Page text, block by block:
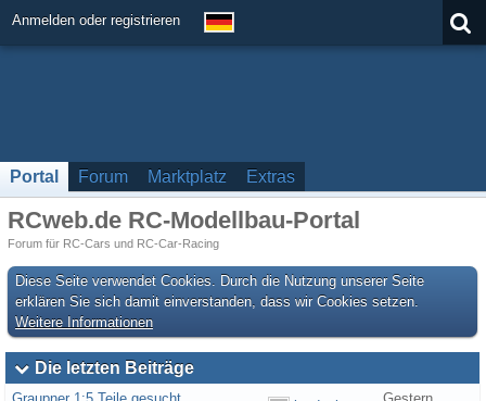
Anmelden oder registrieren
Portal Forum Marktplatz Extras
RCweb.de RC-Modellbau-Portal
Forum für RC-Cars und RC-Car-Racing
Diese Seite verwendet Cookies. Durch die Nutzung unserer Seite
erklären Sie sich damit einverstanden, dass wir Cookies setzen.
Weitere Informationen
Die letzten Beiträge